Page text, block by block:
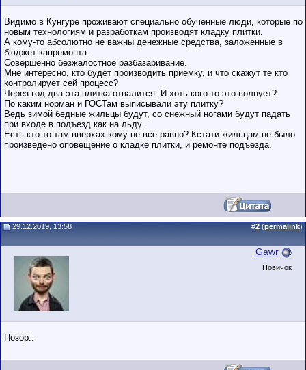
Видимо в Кунгуре проживают специально обученные люди, которые по
новым технологиям и разработкам производят кладку плитки.
А кому-то абсолютно не важны денежные средства, заложенные в
бюджет капремонта.
Совершенно безжалостное разбазаривание.
Мне интересно, кто будет производить приемку, и что скажут те кто
контролирует сей процесс?
Через год-два эта плитка отвалится. И хоть кого-то это волнует?
По каким норман и ГОСТам выписывали эту плитку?
Ведь зимой бедные жильцы будут, со снежный ногами будут падать
при входе в подъезд как на льду.
Есть кто-то там вверхах кому не все равно? Кстати жильцам не было
произведено оповещение о кладке плитки, и ремонте подъезда.
29.12.2019, 13:58 #2 (permalink)
Gawr
Новичок
Позор..